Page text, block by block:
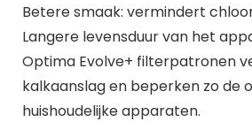
Betere smaak: vermindert
Langere levensduur van het
Optima Evolve+ filterpatronen
kalkaanslag en beperken zo de
huishoudelijke apparaten.